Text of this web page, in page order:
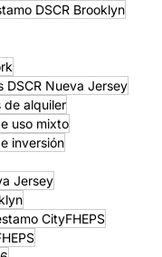
DSCR Brooklyn
DSCR Nueva Jersey
de alquiler
uso mixto
inversión
Jersey
CityFHEPS